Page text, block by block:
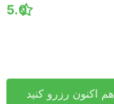
5.0
هم اکنون رزرو کنید